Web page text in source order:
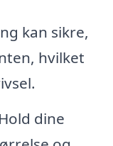
kan sikre,
hvilket
Hold dine